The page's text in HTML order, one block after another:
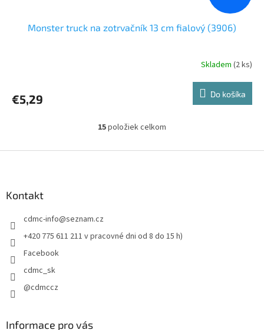
Monster truck na zotrvačník 13 cm fialový (3906)
Skladem (2 ks)
€5,29 Do košíka
O
l
p
15položiek celkom
Kontakt
cdmc-info@seznam.cz
+420 775 611 211 v pracovné dni od 8 do 15 h)
Facebook
cdmc_sk
@cdmccz
Informace pro vás